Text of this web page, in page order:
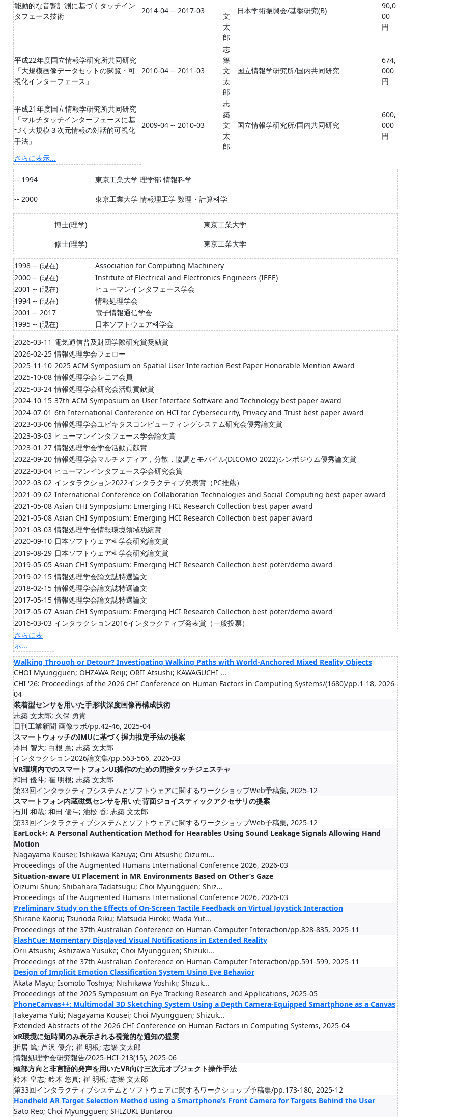
能動的な音響計測に基づくタッチイン
タフェース技術
2014-04 -- 2017-03
文
太
郎
日本学術振興会/基盤研究(B)
90,0
00
円
平成22年度国立情報学研究所共同研究
「大規模画像データセットの閲覧・可
視化インターフェース」
2010-04 -- 2011-03
志
築
文
太
郎
国立情報学研究所/国内共同研究
674,
000
円
平成21年度国立情報学研究所共同研究
「マルチタッチインターフェースに基
づく大規模３次元情報の対話的可視化
手法」
2009-04 -- 2010-03
志
築
文
太
郎
国立情報学研究所/国内共同研究
600,
000
円
さらに表示...
-- 1994
東京工業大学 理学部 情報科学
-- 2000
東京工業大学 情報理工学 数理・計算科学
博士(理学)
東京工業大学
修士(理学)
東京工業大学
1998 -- (現在)
Association for Computing Machinery
2000 -- (現在)
Institute of Electrical and Electronics Engineers (IEEE)
2001 -- (現在)
ヒューマンインタフェース学会
1994 -- (現在)
情報処理学会
2001 -- 2017
電子情報通信学会
1995 -- (現在)
日本ソフトウェア科学会
2026-03-11 電気通信普及財団学際研究賞奨励賞
2026-02-25 情報処理学会フェロー
2025-11-10 2025 ACM Symposium on Spatial User Interaction Best Paper Honorable Mention Award
2025-10-08 情報処理学会シニア会員
2025-03-24 情報処理学会研究会活動貢献賞
2024-10-15 37th ACM Symposium on User Interface Software and Technology best paper award
2024-07-01 6th International Conference on HCI for Cybersecurity, Privacy and Trust best paper award
2023-03-06 情報処理学会ユビキタスコンピューティングシステム研究会優秀論文賞
2023-03-03 ヒューマンインタフェース学会論文賞
2023-01-27 情報処理学会学会活動貢献賞
2022-09-20 情報処理学会マルチメディア，分散，協調とモバイル(DICOMO 2022)シンポジウム優秀論文賞
2022-03-04 ヒューマンインタフェース学会研究会賞
2022-03-02 インタラクション2022インタラクティブ発表賞（PC推薦）
2021-09-02 International Conference on Collaboration Technologies and Social Computing best paper award
2021-05-08 Asian CHI Symposium: Emerging HCI Research Collection best paper award
2021-05-08 Asian CHI Symposium: Emerging HCI Research Collection best paper award
2021-03-03 情報処理学会情報環境領域功績賞
2020-09-10 日本ソフトウェア科学会研究論文賞
2019-08-29 日本ソフトウェア科学会研究論文賞
2019-05-05 Asian CHI Symposium: Emerging HCI Research Collection best poter/demo award
2019-02-15 情報処理学会論文誌特選論文
2018-02-15 情報処理学会論文誌特選論文
2017-05-15 情報処理学会論文誌特選論文
2017-05-07 Asian CHI Symposium: Emerging HCI Research Collection best poter/demo award
2016-03-03 インタラクション2016インタラクティブ発表賞（一般投票）
さらに表
示...
Walking Through or Detour? Investigating Walking Paths with World‑Anchored Mixed Reality Objects
CHOI Myungguen; OHZAWA Reiji; ORII Atsushi; KAWAGUCHI ...
CHI '26: Proceedings of the 2026 CHI Conference on Human Factors in Computing Systems/(1680)/pp.1-18, 2026-
04
装着型センサを用いた手形状深度画像再構成技術
志築 文太郎; 久保 勇貴
日刊工業新聞 画像ラボ/pp.42-46, 2025-04
スマートウォッチのIMUに基づく握力推定手法の提案
本田 智大; 白根 薫; 志築 文太郎
インタラクション2026論文集/pp.563-566, 2026-03
VR環境内でのスマートフォンUI操作のための間接タッチジェスチャ
和田 優斗; 崔 明根; 志築 文太郎
第33回インタラクティブシステムとソフトウェアに関するワークショップWeb予稿集, 2025-12
スマートフォン内蔵磁気センサを用いた背面ジョイスティックアクセサリの提案
石川 和哉; 和田 優斗; 池松 香; 志築 文太郎
第33回インタラクティブシステムとソフトウェアに関するワークショップWeb予稿集, 2025-12
EarLock+: A Personal Authentication Method for Hearables Using Sound Leakage Signals Allowing Hand
Motion
Nagayama Kousei; Ishikawa Kazuya; Orii Atsushi; Oizumi...
Proceedings of the Augmented Humans International Conference 2026, 2026-03
Situation-aware UI Placement in MR Environments Based on Other’s Gaze
Oizumi Shun; Shibahara Tadatsugu; Choi Myungguen; Shiz...
Proceedings of the Augmented Humans International Conference 2026, 2026-03
Preliminary Study on the Effects of On-Screen Tactile Feedback on Virtual Joystick Interaction
Shirane Kaoru; Tsunoda Riku; Matsuda Hiroki; Wada Yut...
Proceedings of the 37th Australian Conference on Human-Computer Interaction/pp.828-835, 2025-11
FlashCue: Momentary Displayed Visual Notifications in Extended Reality
Orii Atsushi; Ashizawa Yusuke; Choi Myungguen; Shizuki...
Proceedings of the 37th Australian Conference on Human-Computer Interaction/pp.591-599, 2025-11
Design of Implicit Emotion Classification System Using Eye Behavior
Akata Mayu; Isomoto Toshiya; Nishikawa Yoshiki; Shizuk...
Proceedings of the 2025 Symposium on Eye Tracking Research and Applications, 2025-05
PhoneCanvas++: Multimodal 3D Sketching System Using a Depth Camera-Equipped Smartphone as a Canvas
Takeyama Yuki; Nagayama Kousei; Choi Myungguen; Shizuk...
Extended Abstracts of the 2026 CHI Conference on Human Factors in Computing Systems, 2025-04
xR環境に短時間のみ表示される視覚的な通知の提案
折居 篤; 芦沢 優介; 崔 明根; 志築 文太郎
情報処理学会研究報告/2025-HCI-213(15), 2025-06
頭部方向と非言語的発声を用いたVR向け三次元オブジェクト操作手法
鈴木 皇志; 鈴木 悠真; 崔 明根; 志築 文太郎
第33回インタラクティブシステムとソフトウェアに関するワークショップ予稿集/pp.173-180, 2025-12
Handheld AR Target Selection Method using a Smartphone’s Front Camera for Targets Behind the User
Sato Reo; Choi Myungguen; SHIZUKI Buntarou